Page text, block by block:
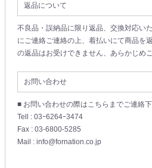
返品について
不良品・誤納品に限り返品、交換対応い
にご連絡ご連絡の上、着払いにて商品を
の返品はお受けできません、あらかじめ
お問い合わせ
■ お問い合わせの際はこちらまでご連絡
Tell : 03ｰ6264ｰ3474
Fax : 03-6800-5285
Mail : info@fornation.co.jp